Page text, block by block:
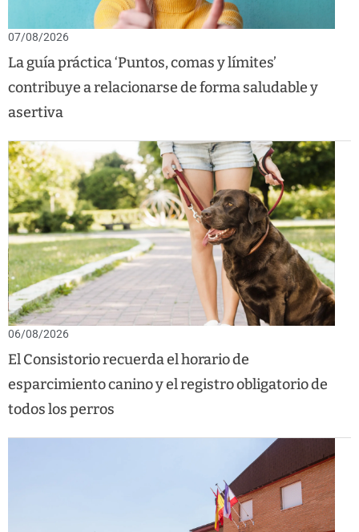
07/08/2026
La guía práctica ‘Puntos, comas y límites’
contribuye a relacionarse de forma saludable y
asertiva
06/08/2026
El Consistorio recuerda el horario de
esparcimiento canino y el registro obligatorio de
todos los perros